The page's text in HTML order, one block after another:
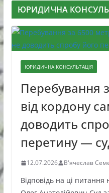
ЮРИДИЧНА
ЮРИДИЧНА КОНСУЛЬТАЦІЯ
Перебування
від кордону
доводить
перетину —
12.07.2026 В'ячеслав
Відповідь на ці